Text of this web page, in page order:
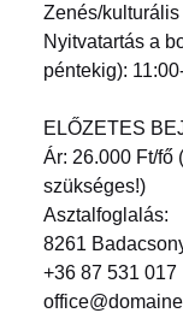
Zenés/
Nyitvatartás a
péntekig):
ELŐZETES
Ár: 26.000 Ft/fő
szükséges!)
Asztalfoglalás:
8261
+36 87 531 017